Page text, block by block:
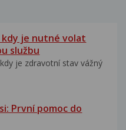
kdy je nutné volat
službu
je zdravotní stav vážný
První pomoc do